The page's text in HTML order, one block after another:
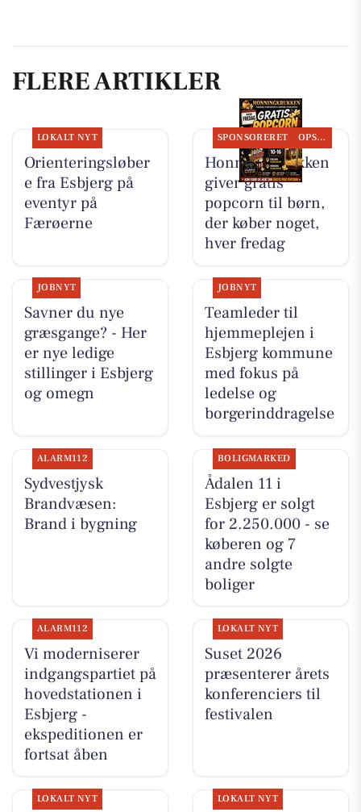
FLERE ARTIKLER
LOKALT NYT
Orienteringsløber
e fra Esbjerg på
eventyr på
Færøerne
SPONSORERET OPSLAGSTAVLEN
Honning-krukken
giver gratis
popcorn til børn,
der køber noget,
hver fredag
JOBNYT
Savner du nye
græsgange? - Her
er nye ledige
stillinger i Esbjerg
og omegn
JOBNYT
Teamleder til
hjemmeplejen i
Esbjerg kommune
med fokus på
ledelse og
borgerinddragelse
ALARM112
Sydvestjysk
Brandvæsen:
Brand i bygning
BOLIGMARKED
Ådalen 11 i
Esbjerg er solgt
for 2.250.000 - se
køberen og 7
andre solgte
boliger
ALARM112
Vi moderniserer
indgangspartiet på
hovedstationen i
Esbjerg -
ekspeditionen er
fortsat åben
LOKALT NYT
Suset 2026
præsenterer årets
konferenciers til
festivalen
LOKALT NYT LOKALT NYT